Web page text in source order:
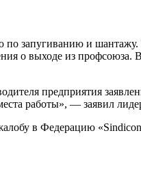
запугиванию и шанта­жу.
о выходе из профсою­за.
пред­приятия
работы», — заявил
в Фе­дерацию